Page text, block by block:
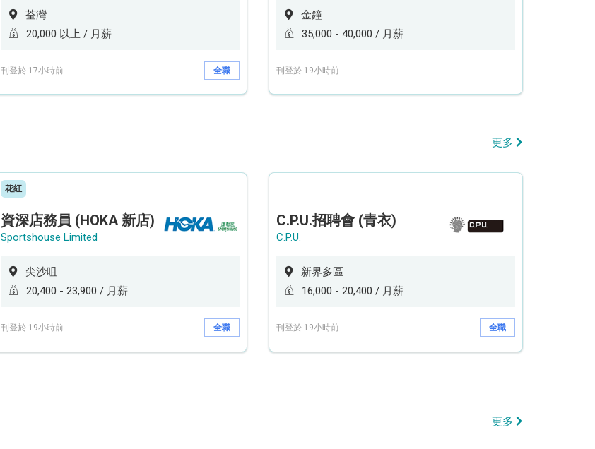
荃灣
20,000 以上 / 月薪
刊登於 17小時前 全職
金鐘
35,000 - 40,000 / 月薪
刊登於 19小時前
更多
花紅
資深店務員 (HOKA 新店)
Sportshouse Limited
尖沙咀
20,400 - 23,900 / 月薪
刊登於 19小時前 全職
C.P.U.招聘會 (青衣)
C.P.U.
新界多區
16,000 - 20,400 / 月薪
刊登於 19小時前 全職
更多